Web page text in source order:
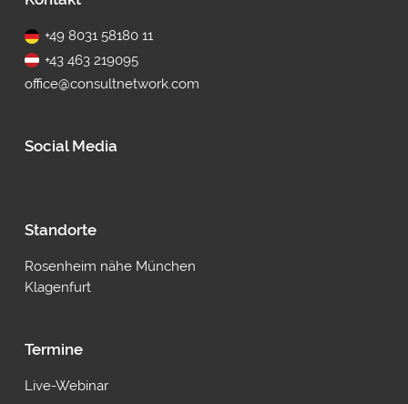
+49 8031 58180 11
+43 463 219095
office@consultnetwork.com
Social Media
Standorte
Rosenheim nähe München
Klagenfurt
Termine
Live-Webinar